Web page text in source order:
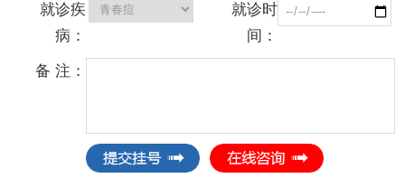
就诊疾
病：
就诊时
间：
备 注：